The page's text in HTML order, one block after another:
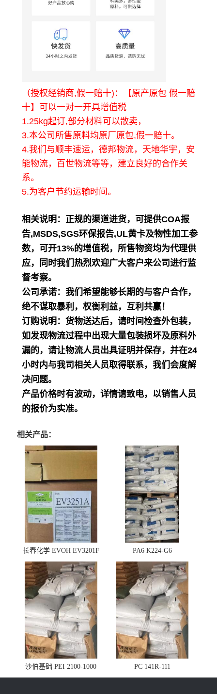
（授权经销商,假一赔十)：【原产原包 假一赔
十】可以一对一开具增值税
1.25kg起订,部分材料可以散卖，
3.本公司所售原料均原厂原包,假一赔十。
4.我们与顺丰速运，德邦物流，天地华宇，安
能物流，百世物流等等，建立良好的合作关
系。
5.为客户节约运输时间。
相关说明 ：正规的渠道进货，可提供COA报
告,MSDS,SGS环保报告,UL黄卡及物性加工参
数，可开13%的增值税，所售物资均为代理供
应，同时我们热烈欢迎广大客户来公司进行监
督考察。
公司承诺：我们希望能够长期的与客户合作，
绝不谋取暴利，权衡利益，互利共赢！
订购说明：货物送达后，请时间检查外包装，
如发现物流过程中出现大量包装损坏及原料外
漏的，请让物流人员出具证明并保存，并在24
小时内与我司相关人员取得联系，我们会度解
决问题。
产品价格时有波动，详情请致电，以销售人员
的报价为实准。
相关产品：
长春化学 EVOH EV3201F PA6 K224-G6
沙伯基础 PEI 2100-1000 PC 141R-111